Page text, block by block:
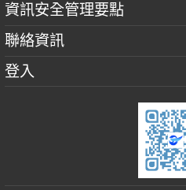
資訊安全管理要點
聯絡資訊
登入